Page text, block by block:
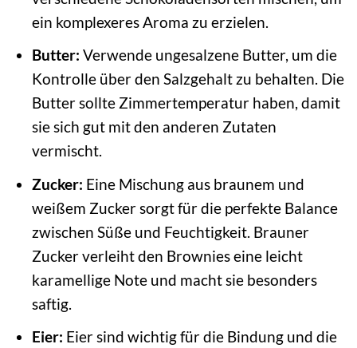
ein komplexeres Aroma zu erzielen.
Butter: Verwende ungesalzene Butter, um die
Kontrolle über den Salzgehalt zu behalten. Die
Butter sollte Zimmertemperatur haben, damit
sie sich gut mit den anderen Zutaten
vermischt.
Zucker: Eine Mischung aus braunem und
weißem Zucker sorgt für die perfekte Balance
zwischen Süße und Feuchtigkeit. Brauner
Zucker verleiht den Brownies eine leicht
karamellige Note und macht sie besonders
saftig.
Eier: Eier sind wichtig für die Bindung und die